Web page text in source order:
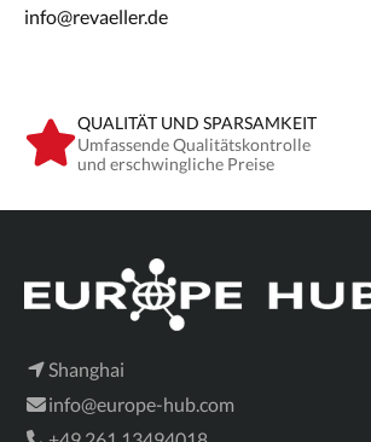
info@revaeller.de
QUALITÄT UND SPARSAMKEIT
Umfassende Qualitätskontrolle
und erschwingliche Preise
Shanghai
info@europe-hub.com